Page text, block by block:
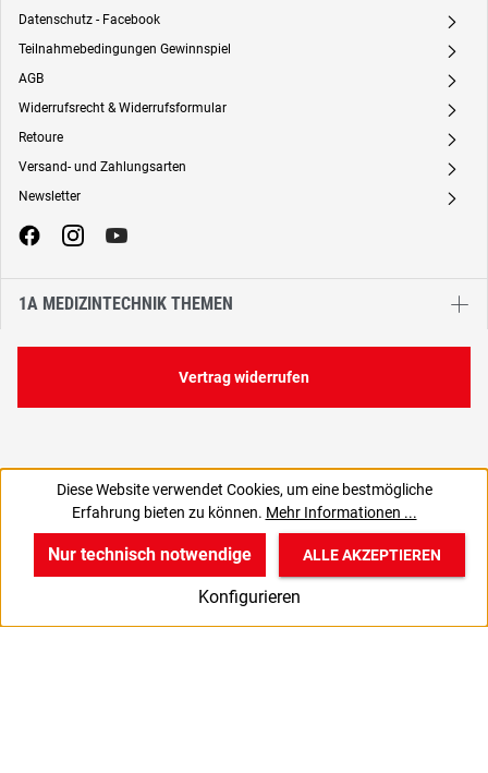
29,01 €
Datenschutz - Facebook A
Teilnahmebedingungen Gewinnspiel A
AGB A
Widerrufsrecht & Widerrufsformular A
Retoure A
Versand- und Zahlungsarten A
Newsletter A
1A MEDIZINTECHNIK THEMEN
Vertrag widerrufen
Diese Website verwendet Cookies, um eine bestmögliche
Erfahrung bieten zu können. Mehr Informationen ...
Nur technisch notwendige
Konfigurieren
ALLE AKZEPTIEREN
v
Produkte
B